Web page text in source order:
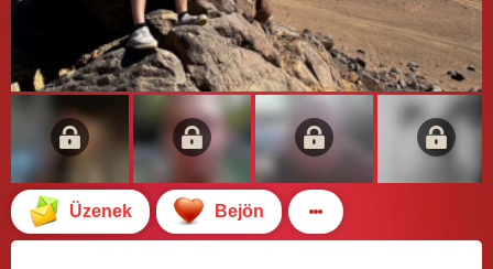
Üzenek Bejön